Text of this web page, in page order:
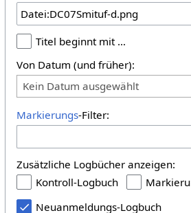
Titel beginnt mit …
Von Datum (und früher):
Kein Datum ausgewählt
Markierungs-Filter:
Zusätzliche Logbücher anzeigen:
Kontroll-Logbuch
Neuanmeldungs-Logbuch